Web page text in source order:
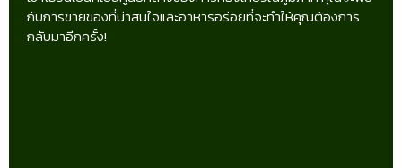
กับการขายของที่น่าสนใจและอาหารอร่อยที่จะทำให้คุณต้องการ
กลับมาอีกครั้ง!